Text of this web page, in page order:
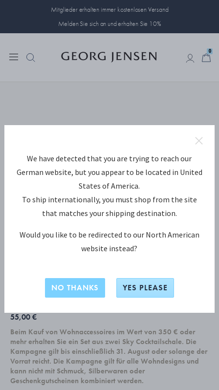
Mitglieder erhalten immer kostenlosen Versand
Melden Sie sich an und erhalten Sie 10%
0
CHROME CONTOURS KOLLEKTION
55,00 €
Beim Kauf von Wohnaccessoires im Wert von 350 € oder
mehr erhalten Sie ein Set aus zwei Sky Cocktailschale. Die
Kampagne gilt bis einschließlich 31. August oder solange der
Vorrat reicht. Die Kampagne gilt für alle Wohndesigns und
kann nicht mit Schmuck, Silberwaren oder
Geschenkgutscheinen kombiniert werden.
We have detected that you are trying to reach our
German website, but you appear to be located in United
States of America.
To ship internationally, you must shop from the site
that matches your shipping destination.
Would you like to be redirected to our North American
website instead?
NO THANKS YES PLEASE